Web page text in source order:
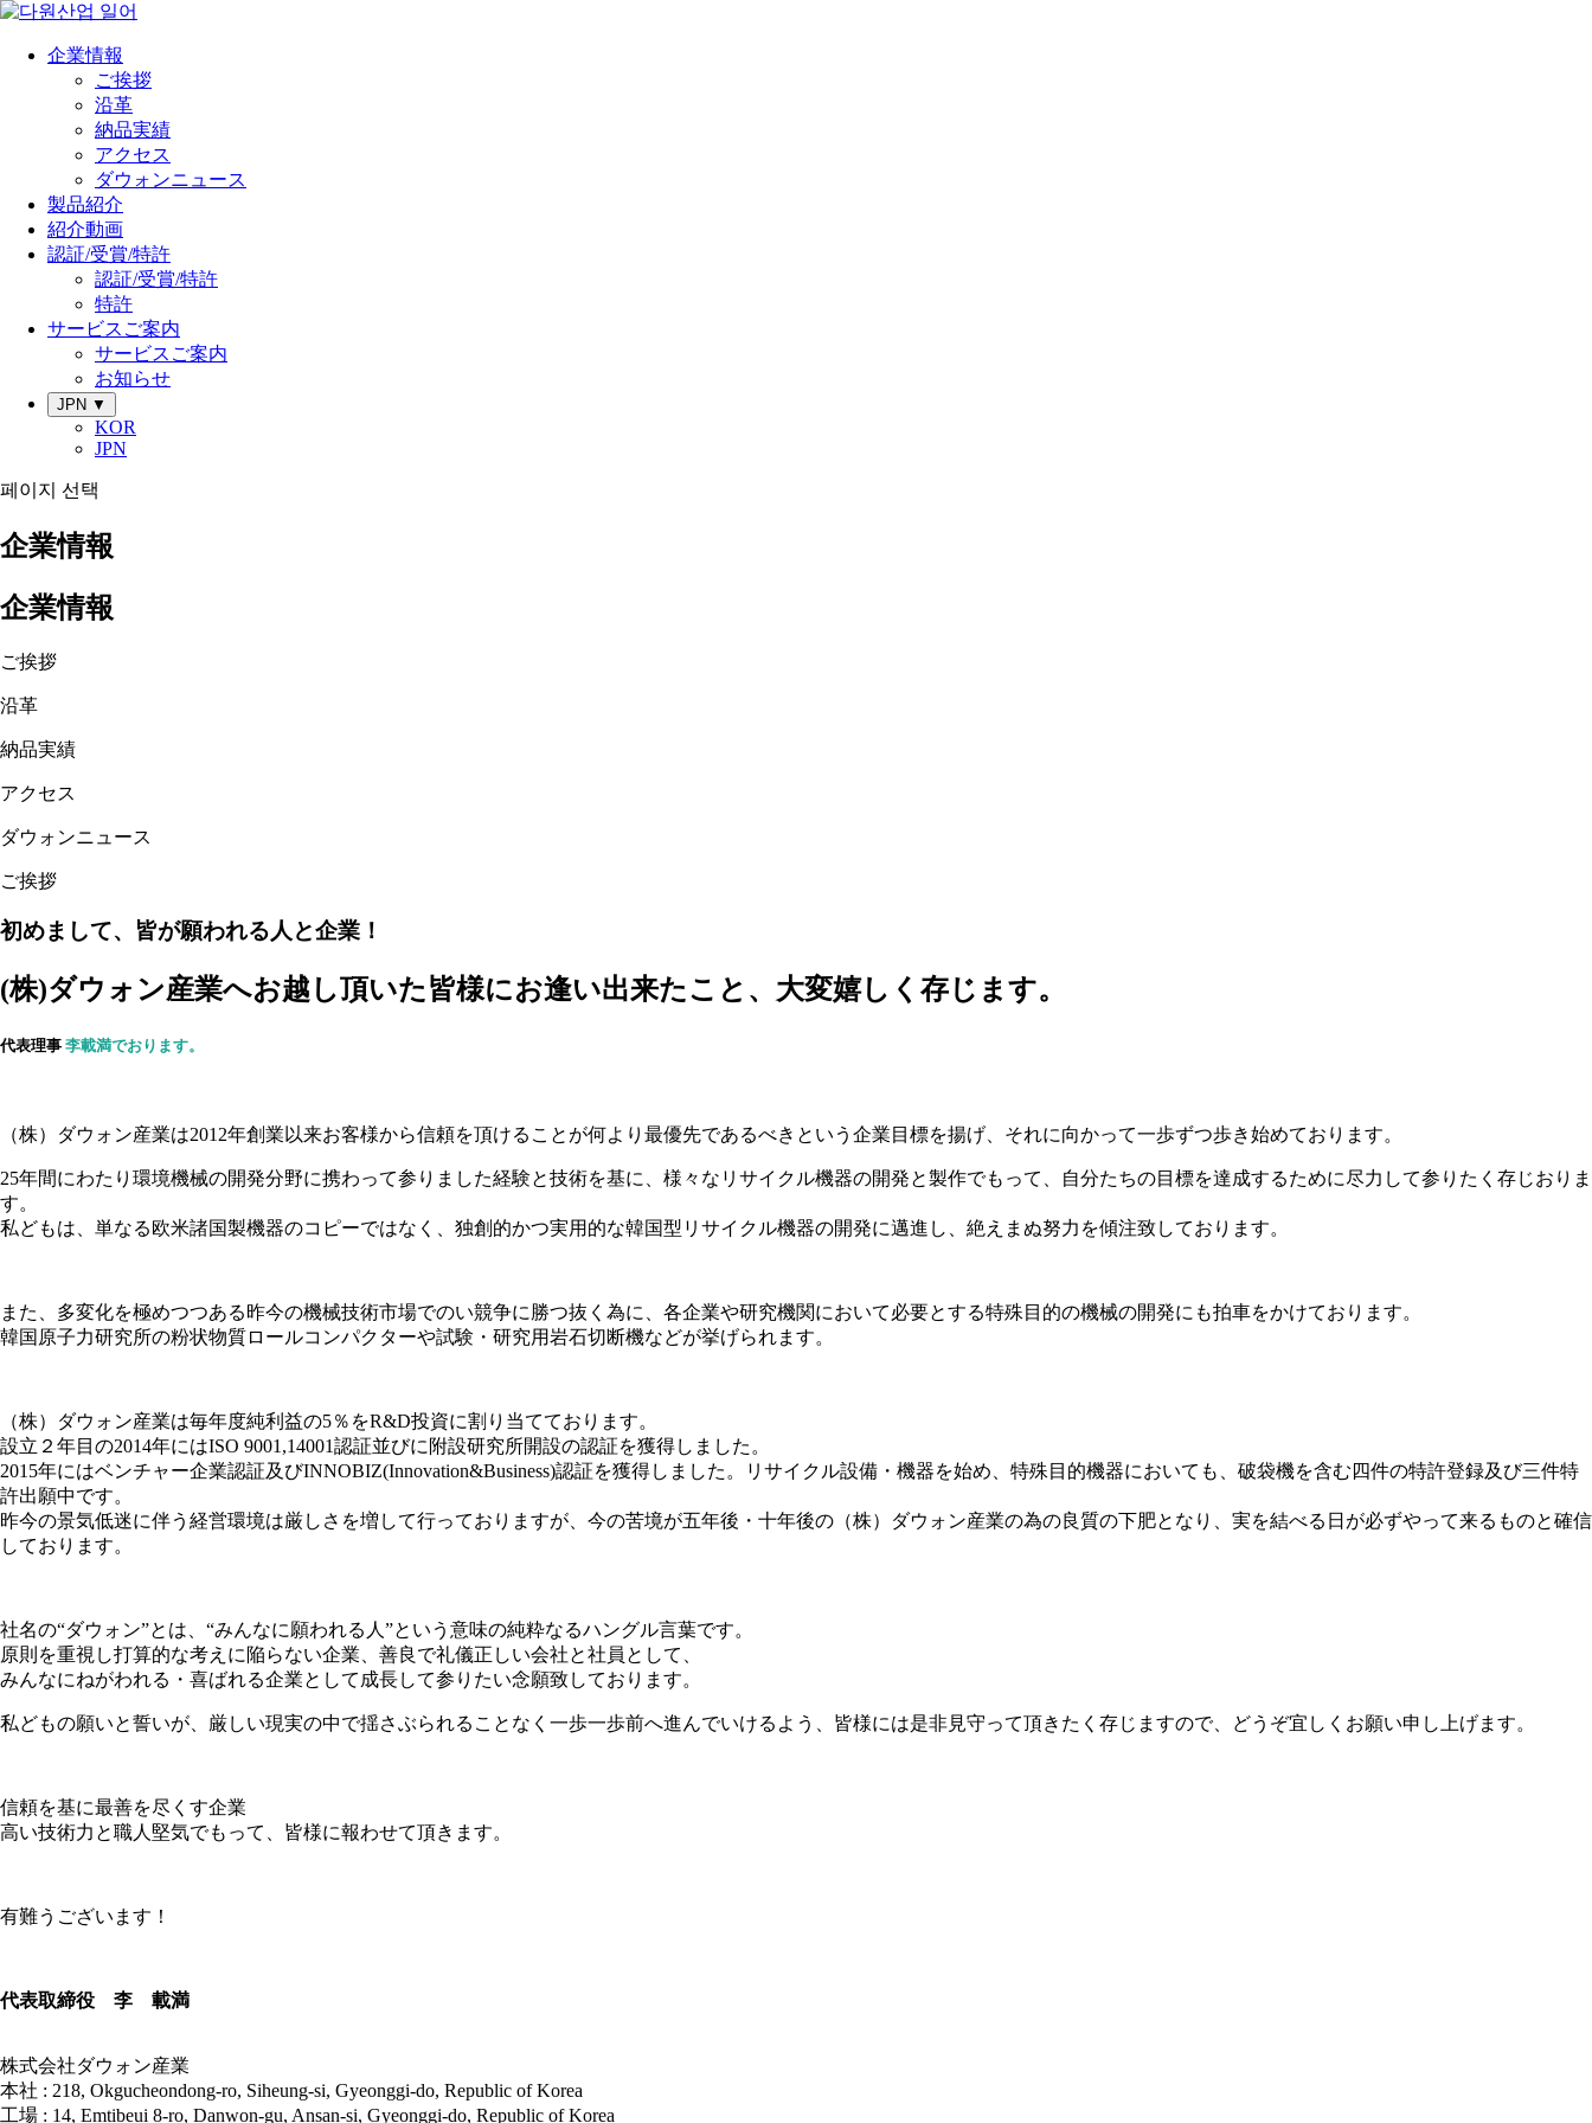
企業情報
ご挨拶
沿革
納品実績
アクセス
ダウォンニュース
製品紹介
紹介動画
認証/受賞/特許
認証/受賞/特許
特許
サービスご案内
サービスご案内
お知らせ
JPN ▼
KOR
JPN
페이지 선택
企業情報
企業情報
ご挨拶
沿革
納品実績
アクセス
ダウォンニュース
ご挨拶
初めまして、皆が願われる人と企業！
(株)ダウォン産業へお越し頂いた皆様にお逢い出来たこと、大変嬉しく存じます。
代表理事 李載満でおります。
（株）ダウォン産業は2012年創業以来お客様から信頼を頂けることが何より最優先であるべきという企業目標を揚げ、それに向かって一歩ずつ歩き始めております。
25年間にわたり環境機械の開発分野に携わって参りました経験と技術を基に、様々なリサイクル機器の開発と製作でもって、自分たちの目標を達成するために尽力して参りたく存じおりま
す。
私どもは、単なる欧米諸国製機器のコピーではなく、独創的かつ実用的な韓国型リサイクル機器の開発に邁進し、絶えまぬ努力を傾注致しております。
また、多変化を極めつつある昨今の機械技術市場でのい競争に勝つ抜く為に、各企業や研究機関において必要とする特殊目的の機械の開発にも拍車をかけております。
韓国原子力研究所の粉状物質ロールコンパクターや試験・研究用岩石切断機などが挙げられます。
（株）ダウォン産業は毎年度純利益の5％をR&D投資に割り当てております。
設立２年目の2014年にはISO 9001,14001認証並びに附設研究所開設の認証を獲得しました。
2015年にはベンチャー企業認証及びINNOBIZ(Innovation&Business)認証を獲得しました。リサイクル設備・機器を始め、特殊目的機器においても、破袋機を含む四件の特許登録及び三件特
許出願中です。
昨今の景気低迷に伴う経営環境は厳しさを増して行っておりますが、今の苦境が五年後・十年後の（株）ダウォン産業の為の良質の下肥となり、実を結べる日が必ずやって来るものと確信
しております。
社名の“ダウォン”とは、“みんなに願われる人”という意味の純粋なるハングル言葉です。
原則を重視し打算的な考えに陥らない企業、善良で礼儀正しい会社と社員として、
みんなにねがわれる・喜ばれる企業として成長して参りたい念願致しております。
私どもの願いと誓いが、厳しい現実の中で揺さぶられることなく一歩一歩前へ進んでいけるよう、皆様には是非見守って頂きたく存じますので、どうぞ宜しくお願い申し上げます。
信頼を基に最善を尽くす企業
高い技術力と職人堅気でもって、皆様に報わせて頂きます。
有難うございます！
代表取締役 李 載満
株式会社ダウォン産業
本社 : 218, Okgucheondong-ro, Siheung-si, Gyeonggi-do, Republic of Korea
工場 : 14, Emtibeui 8-ro, Danwon-gu, Ansan-si, Gyeonggi-do, Republic of Korea